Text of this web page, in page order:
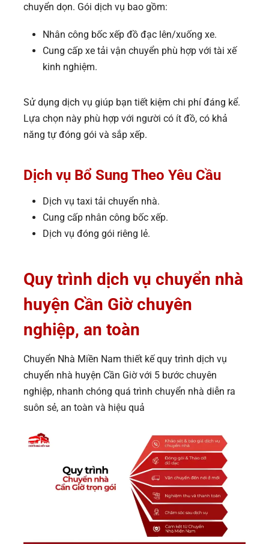
chuyển dọn. Gói dịch vụ bao gồm:
Nhân công bốc xếp đồ đạc lên/xuống xe.
Cung cấp xe tải vận chuyển phù hợp với tài xế
kinh nghiệm.
Sử dụng dịch vụ giúp bạn tiết kiệm chi phí đáng kể.
Lựa chọn này phù hợp với người có ít đồ, có khả
năng tự đóng gói và sắp xếp.
Dịch vụ Bổ Sung Theo Yêu Cầu
Dịch vụ taxi tải chuyển nhà.
Cung cấp nhân công bốc xếp.
Dịch vụ đóng gói riêng lẻ.
Quy trình dịch vụ chuyển nhà
huyện Cần Giờ chuyên
nghiệp, an toàn
Chuyển Nhà Miền Nam thiết kế quy trình dịch vụ
chuyển nhà huyện Cần Giờ với 5 bước chuyên
nghiệp, nhanh chóng quá trình chuyển nhà diễn ra
suôn sẻ, an toàn và hiệu quả